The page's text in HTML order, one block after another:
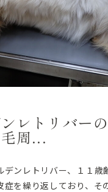
レトリバー
周...
デンレトリバー、１１歳
症を繰り返しており、そ